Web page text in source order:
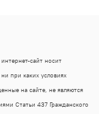
сайт носит
при каких условиях
на сайте, не являются
Статьи 437 Гражданского